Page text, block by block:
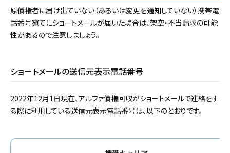
原債権者に届け出ていない（あるいは変更を通知していない）携帯電
話番号宛てにショートメールが届いた場合は、架空・不当請求の可能
性があるので注意しましょう。
ショートメールの送信元表示電話番号
2022年12月1日現在、アルファ債権回収がショートメールで連絡をす
る際に利用している送信元表示電話番号は、以下のとおりです。